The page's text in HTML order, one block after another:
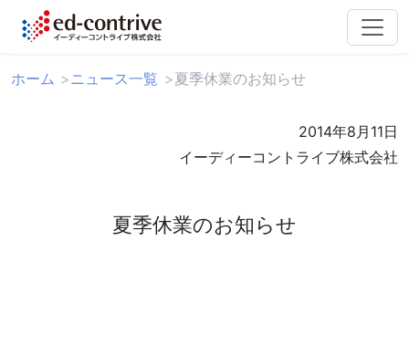
ホーム ニュース一覧 夏季休業のお知らせ
2014年8月11日
イーディーコントライブ株式会社
夏季休業のお知らせ